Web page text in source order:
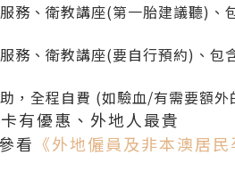
務、衛教講座(第一胎建議聽)、
務、衛教講座(要自行預約)、包
，全程自費 (如驗血/有需要額外
有優惠、外地人最貴
看 《外地僱員及非本澳居